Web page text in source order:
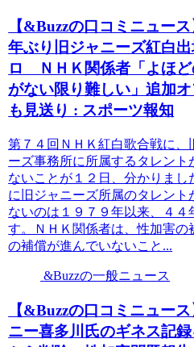
【&Buzzの口コミニュー
年ぶり旧ジャニーズ紅白
ロ ＮＨＫ関係者「よほど
がない限り難しい」追加
も見送り : スポーツ報知
第７４回ＮＨＫ紅白歌合戦に、
ーズ事務所に所属するタレント
ないことが１２日、分かりまし
に旧ジャニーズ所属のタレント
ないのは１９７９年以来、４４
す。ＮＨＫ関係者は、性加害の
の補償が進んでいないこと...
&Buzzの一般ニュース
【&Buzzの口コミニュー
ニー喜多川氏のギネス記